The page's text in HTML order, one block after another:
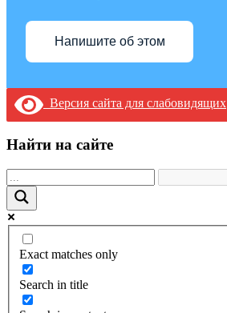
Напишите об этом
Версия сайта для слабовидящих
Найти на сайте
Exact matches only
Search in title